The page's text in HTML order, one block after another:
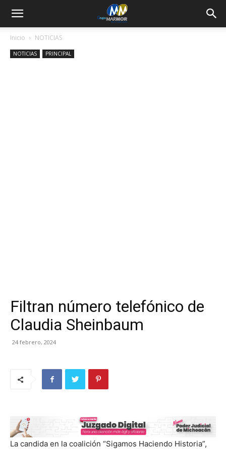
Inicio NOTICIAS
NOTICIAS PRINCIPAL
Filtran número telefónico de
Claudia Sheinbaum
24 febrero, 2024
La candida en la coalición “Sigamos Haciendo Historia”,